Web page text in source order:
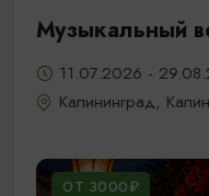
Музыкальный
11.07.2026 -
Калининград,
ОТ 3000₽